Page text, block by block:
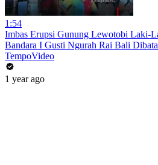
1:54
Imbas Erupsi Gunung Lewotobi Laki-
Bandara I Gusti Ngurah Rai Bali
TempoVideo
1 year ago